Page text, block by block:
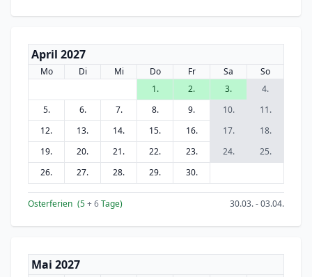
April 2027
Mo Di Mi Do Fr Sa
So
1.
2. 3.
4.
5.
6. 7. 8. 9. 10.
11.
12.
13. 14. 15. 16. 17.
18.
19.
20. 21. 22. 23. 24.
25.
26.
27. 28. 29. 30.
Osterferien (5+ 6Tage) 30.03. - 03.04.
Mai 2027